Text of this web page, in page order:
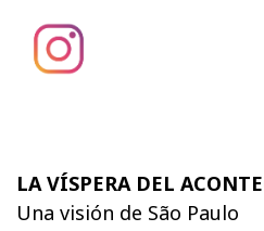
LA VÍSPERA DEL
Una visión de São Paulo